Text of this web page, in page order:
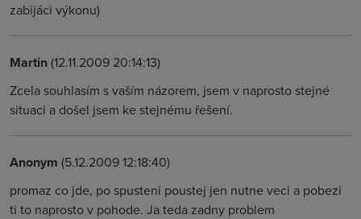
zabijáci výkonu)
Martin(12.11.2009 20:14:13)
Zcela souhlasím s vaším názorem, jsem v naprosto stejné
situaci a došel jsem ke stejnému řešení.
Anonym (5.12.2009 12:18:40)
promaz co jde, po spusteni poustej jen nutne veci a pobezi
ti to naprosto v pohode. Ja teda zadny problem